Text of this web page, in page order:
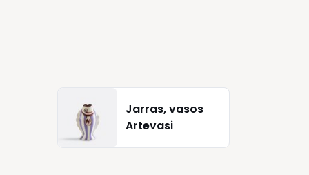
Jarras, vasos
Artevasi